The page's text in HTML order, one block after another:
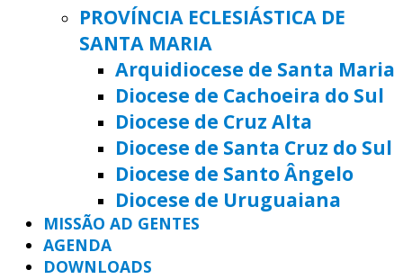
PROVÍNCIA ECLESIÁSTICA DE
SANTA MARIA
Arquidiocese de Santa Maria
Diocese de Cachoeira do Sul
Diocese de Cruz Alta
Diocese de Santa Cruz do Sul
Diocese de Santo Ângelo
Diocese de Uruguaiana
MISSÃO AD GENTES
AGENDA
DOWNLOADS